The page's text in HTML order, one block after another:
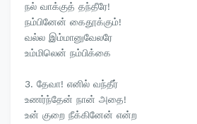
நல் வாக்குத் தந்தீரே!
நம்பினேன் கைதூக்கும்!
வல்ல இம்மானுவேலரே
உம்மிலென் நம்பிக்கை
3. தேவா! எனில் வந்தீர்
உணர்ந்தேன் நான் அதை!
உன் குறை நீக்கினேன் என்ற